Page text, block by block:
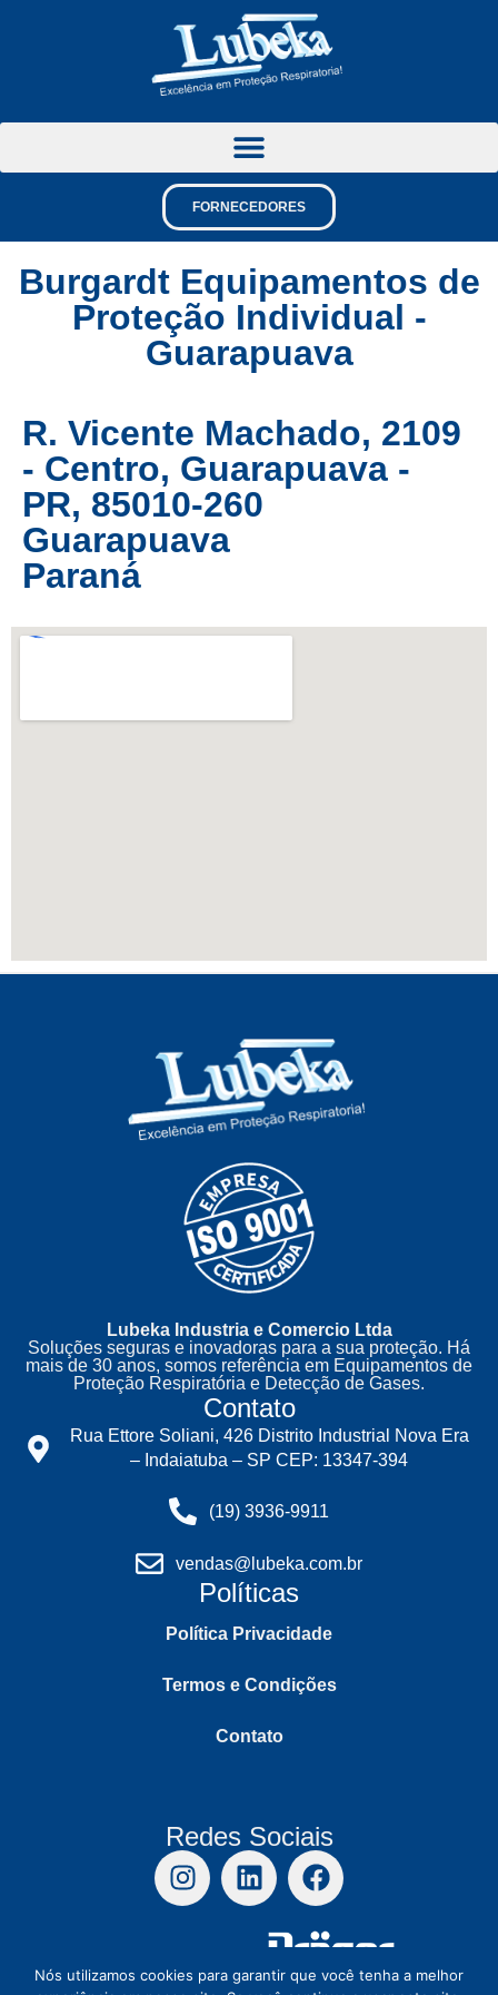
FORNECEDORES
Burgardt Equipamentos de
Proteção Individual -
Guarapuava
R. Vicente Machado, 2109
- Centro, Guarapuava -
PR, 85010-260
Guarapuava
Paraná
Lubeka Industria e Comercio Ltda
Soluções seguras e inovadoras para a sua proteção. Há
mais de 30 anos, somos referência em Equipamentos de
Proteção Respiratória e Detecção de Gases.
Contato
Rua Ettore Soliani, 426 Distrito Industrial Nova Era
– Indaiatuba – SP CEP: 13347-394
(19) 3936-9911
vendas@lubeka.com.br
Políticas
Política Privacidade
Termos e Condições
Contato
Redes Sociais
Nós utilizamos cookies para garantir que você tenha a melhor